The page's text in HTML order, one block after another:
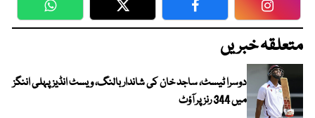
WhatsApp Twitter Facebook
متعلقہ خبریں
دوسرا ٹیسٹ، ساجد خان کی شاندار بالنگ، ویسٹ انڈیز پہلی اننگز
میں 344 رنز پر آؤٹ